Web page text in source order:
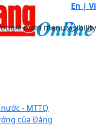
En | Vi
main menu visibility
- MTTQ
của Đảng